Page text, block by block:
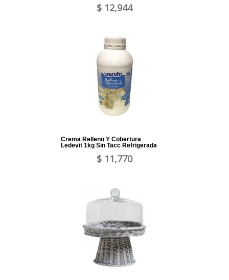
$ 12,944
Crema Relleno Y Cobertura
Ledevit 1kg Sin Tacc Refrigerada
$ 11,770